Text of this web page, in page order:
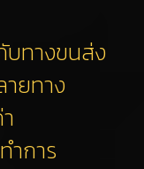
บทางขนส่ง
ยทาง
ำการ